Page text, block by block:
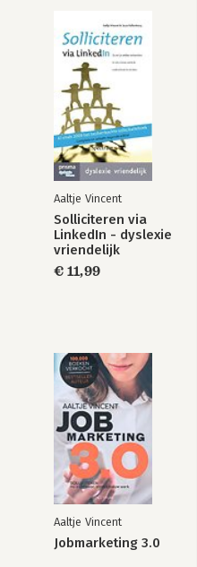
Sollicitatiegesprekken
doe je zo
Aaltje Vincent
Solliciteren via
LinkedIn - dyslexie
vriendelijk
€ 11,99
Aaltje Vincent
Jobmarketing 3.0